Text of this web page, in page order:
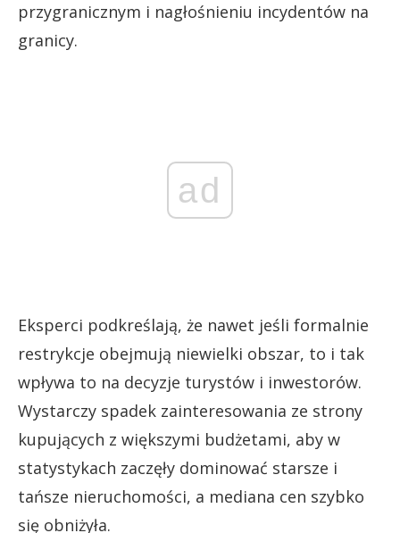
przygranicznym i nagłośnieniu incydentów na
granicy.
ad
Eksperci podkreślają, że nawet jeśli formalnie
restrykcje obejmują niewielki obszar, to i tak
wpływa to na decyzje turystów i inwestorów.
Wystarczy spadek zainteresowania ze strony
kupujących z większymi budżetami, aby w
statystykach zaczęły dominować starsze i
tańsze nieruchomości, a mediana cen szybko
się obniżyła.